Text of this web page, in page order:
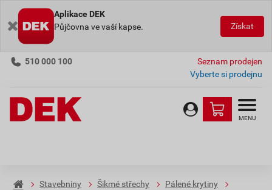
Aplikace DEK
Půjčovna ve vaší kapse.
Získat
510 000 100
Seznam prodejen
Vyberte si prodejnu
MENU
Stavebniny Šikmé střechy
Pálené krytiny